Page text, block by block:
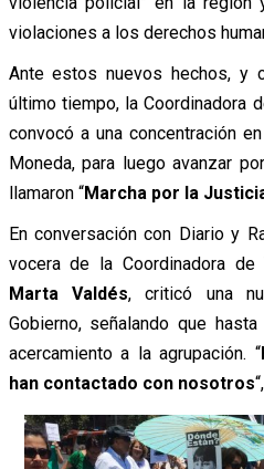
violaciones a los derechos
Ante estos nuevos hechos, y
último tiempo, la Coordinadora
convocó a una concentración
Moneda, para luego avanzar
llamaron “Marcha por la
En conversación con Diario y
vocera de la Coordinadora de
Marta Valdés, criticó una
Gobierno, señalando que
acercamiento a la agrupación. “
han contactado con nosotros